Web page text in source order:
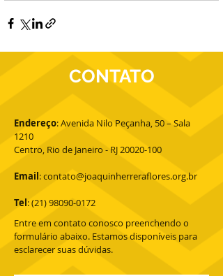
CONTATO
Endereço: Avenida Nilo Peçanha, 50 – Sala
1210
Centro, Rio de Janeiro - RJ 20020-100
Email:contato@joaquinherreraflores.org.br
Tel:(21) 98090-0172
Entre em contato conosco preenchendo o
formulário abaixo. Estamos disponíveis para
esclarecer suas dúvidas.